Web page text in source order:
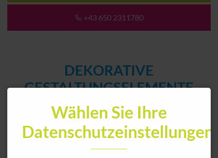
+43 650 2311780
DEKORATIVE
GESTALTUNGSELEMENTE
FASSADE
Wählen Sie Ihre
Datenschutzeinstellungen